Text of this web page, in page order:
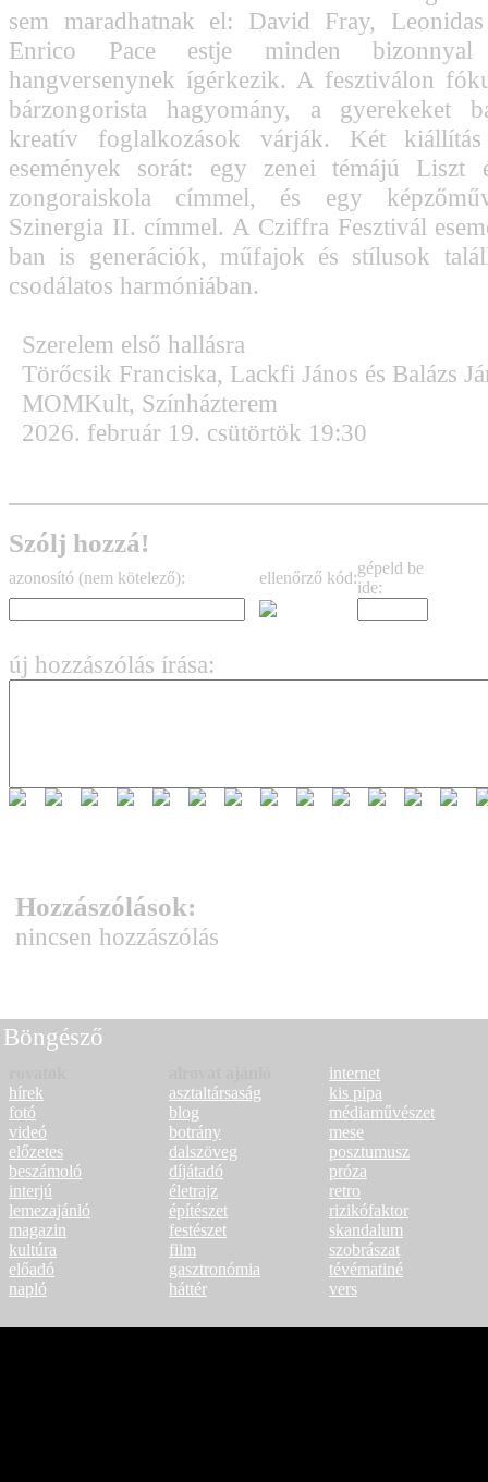
sem maradhatnak el: David Fray,
Enrico Pace estje minden bizonnyal
hangversenynek ígérkezik. A fesztiválon
bárzongorista hagyomány, a gyerekeket
kreatív foglalkozások várják. Két
események sorát: egy zenei témájú Liszt
zongoraiskola címmel, és egy
Szinergia II. címmel. A Cziffra Fesztivál
ban is generációk, műfajok és stílusok
csodálatos harmóniában.
Szerelem első hallásra
Törőcsik Franciska, Lackfi János és Balázs
MOMKult, Színházterem
2026. február 19. csütörtök 19:30
Szólj hozzá!
azonosító (nem kötelező): ellenőrző kód:
gépeld be
ide:
új hozzászólás írása:
Hozzászólások:
nincsen hozzászólás
Böngésző
hírek
fotó
videó
előzetes
beszámoló
interjú
lemezajánló
magazin
kultúra
előadó
napló
asztaltársaság
blog
botrány
dalszöveg
díjátadó
életrajz
építészet
festészet
film
gasztronómia
háttér
internet
kis pipa
médiaművészet
mese
posztumusz
próza
retro
rizikófaktor
skandalum
szobrászat
tévématiné
vers